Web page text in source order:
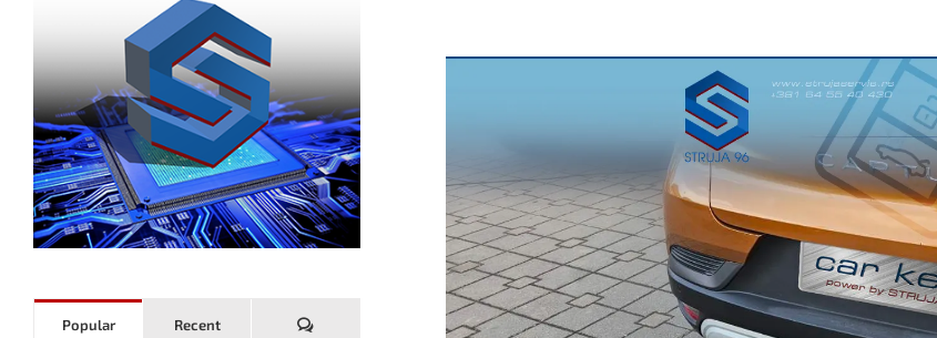
Popular Recent Komentari